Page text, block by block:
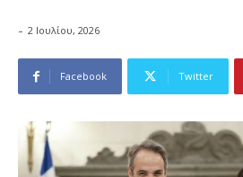
- 2 Ιουλίου, 2026
Facebook Twitter